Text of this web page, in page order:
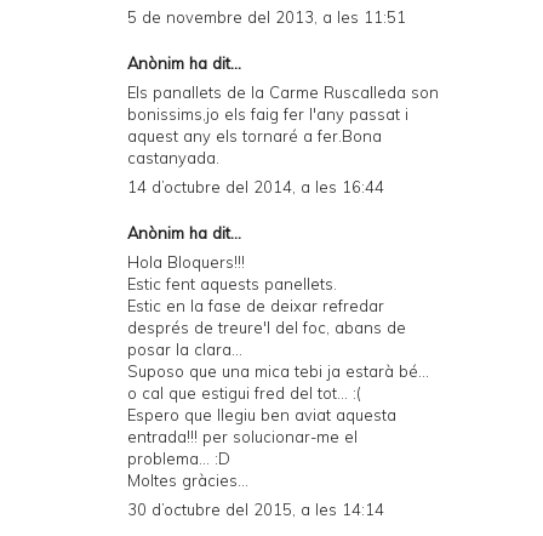
5 de novembre del 2013, a les 11:51
Anònim ha dit...
Els panallets de la Carme Ruscalleda son
bonissims,jo els faig fer l'any passat i
aquest any els tornaré a fer.Bona
castanyada.
14 d’octubre del 2014, a les 16:44
Anònim ha dit...
Hola Bloquers!!!
Estic fent aquests panellets.
Estic en la fase de deixar refredar
després de treure'l del foc, abans de
posar la clara...
Suposo que una mica tebi ja estarà bé...
o cal que estigui fred del tot... :(
Espero que llegiu ben aviat aquesta
entrada!!! per solucionar-me el
problema... :D
Moltes gràcies...
30 d’octubre del 2015, a les 14:14